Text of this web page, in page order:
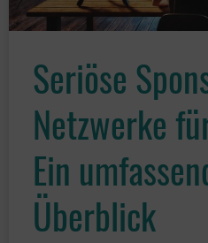
Seriöse
Netzwerke
Ein
Überblick